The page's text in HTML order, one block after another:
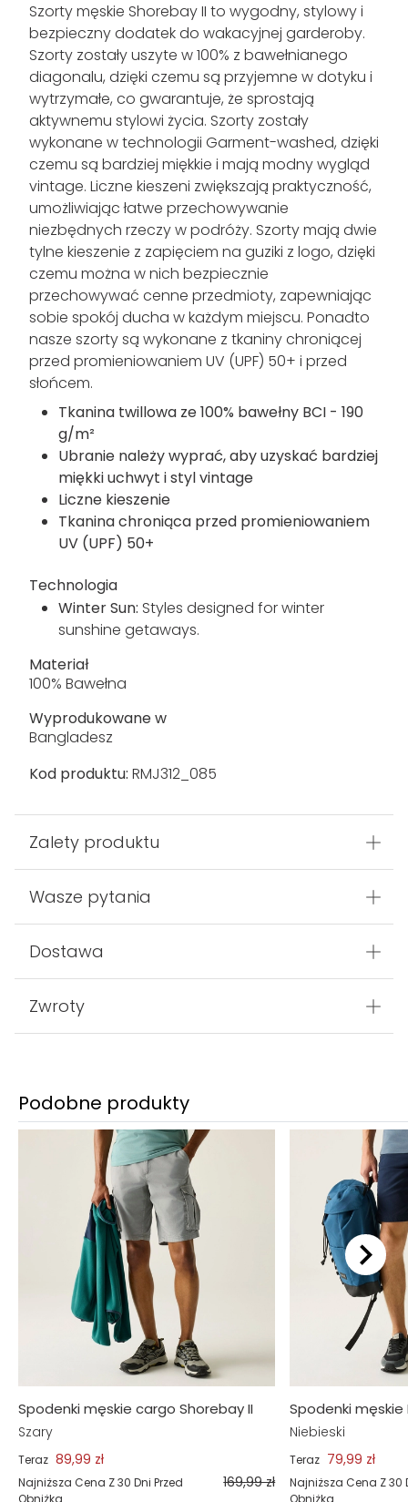
Szorty męskie Shorebay II to wygodny, stylowy i
bezpieczny dodatek do wakacyjnej garderoby.
Szorty zostały uszyte w 100% z bawełnianego
diagonalu, dzięki czemu są przyjemne w dotyku i
wytrzymałe, co gwarantuje, że sprostają
aktywnemu stylowi życia. Szorty zostały
wykonane w technologii Garment-washed, dzięki
czemu są bardziej miękkie i mają modny wygląd
vintage. Liczne kieszeni zwiększają praktyczność,
umożliwiając łatwe przechowywanie
niezbędnych rzeczy w podróży. Szorty mają dwie
tylne kieszenie z zapięciem na guziki z logo, dzięki
czemu można w nich bezpiecznie
przechowywać cenne przedmioty, zapewniając
sobie spokój ducha w każdym miejscu. Ponadto
nasze szorty są wykonane z tkaniny chroniącej
przed promieniowaniem UV (UPF) 50+ i przed
słońcem.
Tkanina twillowa ze 100% bawełny BCI - 190
g/m²
Ubranie należy wyprać, aby uzyskać bardziej
miękki uchwyt i styl vintage
Liczne kieszenie
Tkanina chroniąca przed promieniowaniem
UV (UPF) 50+
Technologia
Winter Sun: Styles designed for winter
sunshine getaways.
Materiał
100% Bawełna
Wyprodukowane w
Bangladesz
Kod produktu: RMJ312_085
Zalety produktu
Wasze pytania
Dostawa
Zwroty
Podobne produkty
Spodenki męskie cargo Shorebay II
Szary
Teraz 89,99 zł
Najniższa Cena Z 30 Dni Przed
169,99 zł
Spodenki męskie
Niebieski
Teraz 79,99 zł
Najniższa Cena Z 30